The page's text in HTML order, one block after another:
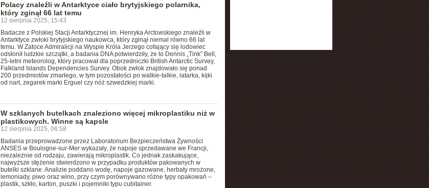
Polacy znaleźli w Antarktyce ciało brytyjskiego polarnika,
który zginął 66 lat temu
12 sierpnia 2025, 15:43
Badacze z Polskiej Stacji Antarktycznej im. Henryka Arctowskiego znaleźli w
Antarktyce zwłoki brytyjskiego naukowca, który zginął niemal równo 66 lat
temu. W Zatoce Admiralicji na Wyspie Króla Jerzego cofający się lodowiec
odsłonił ludzkie szczątki, a badania DNA potwierdziły, że to Dennis „Tink” Bell,
25-letni meteorolog, który pracował dla poprzedniczki British Antarctic Survey,
Falkland Islands Dependencies Survey. Obok zwłok znajdowało się ponad
200 przedmiotów zmarłego, w tym pozostałości po walkie-talkie, latarka, kijki
od nart, zegarek marki Erguel czy nóż szwedzkiej marki.
W szklanych butelkach znaleziono więcej mikroplastiku niż w
plastikowych. Winne są kapsle
12 sierpnia 2025, 06:58
Badania przeprowadzone przez Laboratorium Bezpieczeństwa Żywności
ANSES w Boulogne-sur-Mer wykazały, że napoje sprzedawane we Francji,
niezależnie od rodzaju, zawierają mikroplastik. Co jednak zaskakujące,
najwyższe stężenie stwierdzono w przypadku produktów pakowanych w
butelki szklane. Analizie poddano wodę, napoje gazowane, herbaty mrożone,
lemoniady, piwo oraz wino, przy czym porównywano różne typy opakowań –
plastik, szkło, karton, puszki i pojemniki typu cubitainer.